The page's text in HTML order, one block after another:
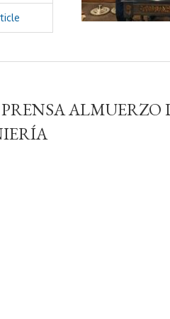
ALMUERZO